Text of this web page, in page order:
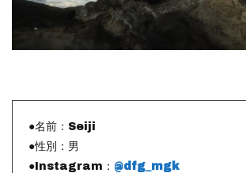
●名前：Seiji
●性別：男
●Instagram： @dfg_mgk